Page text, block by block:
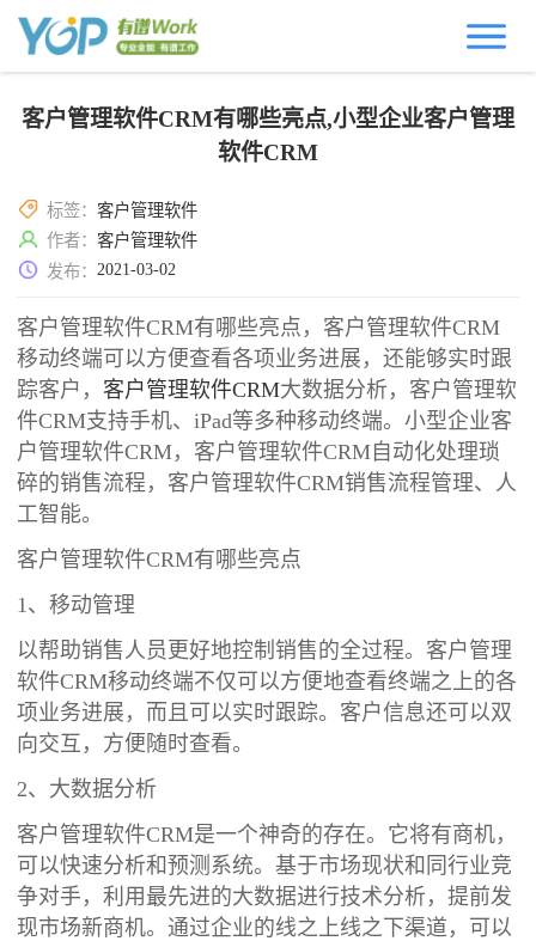
客户管理软件CRM有哪些亮点,小型企业客户管理
软件CRM
标签：客户管理软件
作者：客户管理软件
发布：2021-03-02
客户管理软件CRM有哪些亮点，客户管理软件CRM
移动终端可以方便查看各项业务进展，还能够实时跟
踪客户，客户管理软件CRM大数据分析，客户管理软
件CRM支持手机、iPad等多种移动终端。小型企业客
户管理软件CRM，客户管理软件CRM自动化处理琐
碎的销售流程，客户管理软件CRM销售流程管理、人
工智能。
客户管理软件CRM有哪些亮点
1、移动管理
以帮助销售人员更好地控制销售的全过程。客户管理
软件CRM移动终端不仅可以方便地查看终端之上的各
项业务进展，而且可以实时跟踪。客户信息还可以双
向交互，方便随时查看。
2、大数据分析
客户管理软件CRM是一个神奇的存在。它将有商机，
可以快速分析和预测系统。基于市场现状和同行业竞
争对手，利用最先进的大数据进行技术分析，提前发
现市场新商机。通过企业的线之上线之下渠道，可以